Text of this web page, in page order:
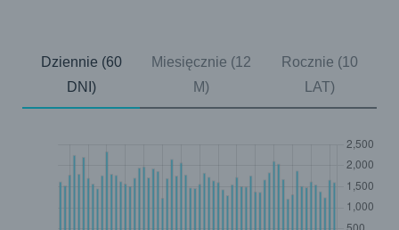
Dziennie (60
DNI)
Miesięcznie (12
M)
Rocznie (10
LAT)